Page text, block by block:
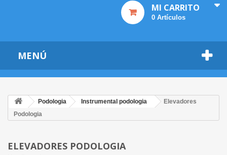
MI CARRITO
0 Artículos
MENÚ
Podologia Instrumental podologia
Elevadores
Podologia
ELEVADORES PODOLOGIA